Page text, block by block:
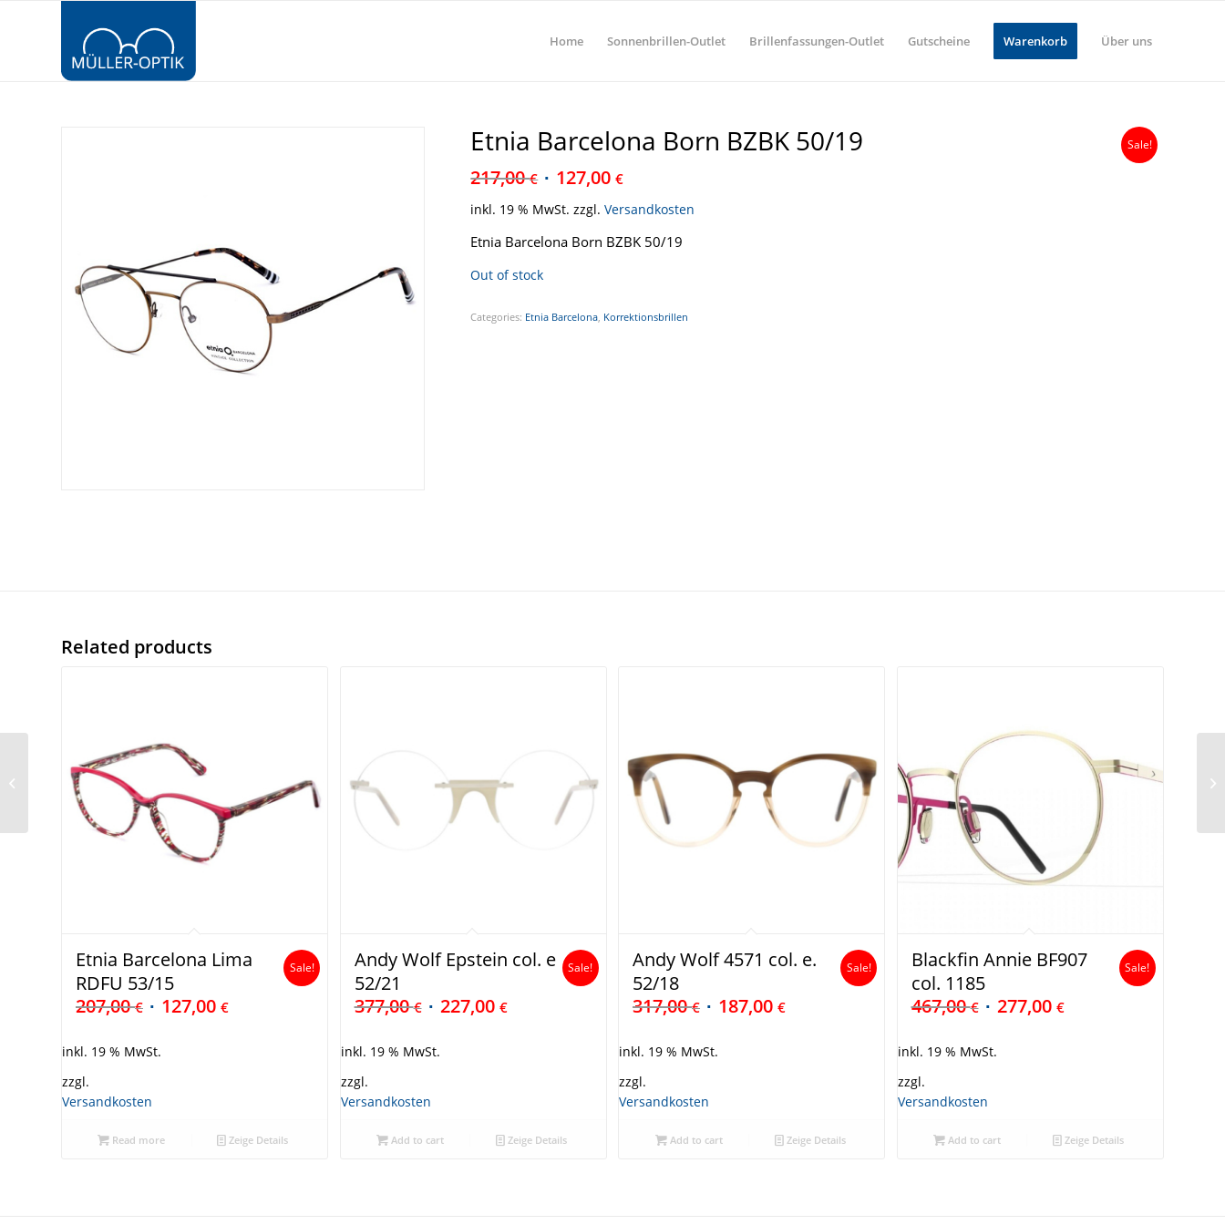
Home Sonnenbrillen-Outlet Brillenfassungen-Outlet Gutscheine Warenkorb Über uns
Sale!
Etnia Barcelona Born BZBK 50/19
217,00€ 127,00€
inkl. 19 % MwSt. zzgl.Versandkosten
Etnia Barcelona Born BZBK 50/19
Out of stock
Categories: Etnia Barcelona Korrektionsbrillen
Related products
Etnia Barcelona Lima
RDFU 53/15
207,00€ 127,00 €
Sale!
inkl. 19 % MwSt.
zzgl.
Versandkosten
Read more Zeige Details
Andy Wolf Epstein col. e
52/21
377,00€ 227,00 €
Sale!
inkl. 19 % MwSt.
zzgl.
Versandkosten
Add to cart Zeige Details
Andy Wolf 4571 col. e.
52/18
317,00€ 187,00€
Sale!
inkl. 19 % MwSt.
zzgl.
Versandkosten
Add to cart Zeige Details
Blackfin Annie BF907
col. 1185
467,00€ 277,00 €
Sale!
inkl. 19 % MwSt.
zzgl.
Versandkosten
Add to cart Zeige Details
Etnia Barcelona
Herning BRRD 56/18